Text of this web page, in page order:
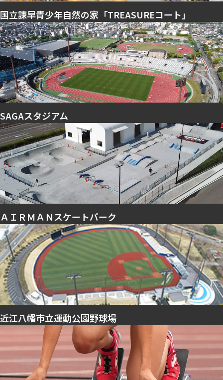
国立諫早青少年自然の家「TREASUREコート」
SAGAスタジアム
ＡＩＲＭＡＮスケートパーク
近江八幡市立運動公園野球場